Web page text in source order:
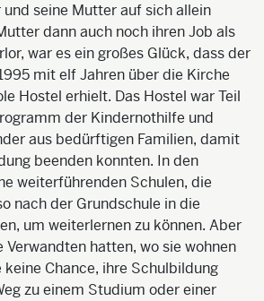
und seine Mutter auf sich allein
dann auch noch ihren Job als
war es ein großes Glück, dass der
mit elf Jahren über die Kirche
Hostel erhielt. Das Hostel war Teil
der Kindernothilfe und
aus bedürftigen Familien, damit
beenden konnten. In den
weiterführenden Schulen, die
nach der Grundschule in die
um weiterlernen zu können. Aber
Verwandten hatten, wo sie wohnen
Chance, ihre Schulbildung
zu einem Studium oder einer